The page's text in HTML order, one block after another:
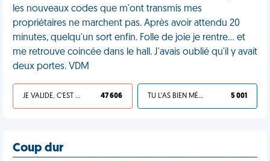
les nouveaux codes que m'ont transmis mes
propriétaires ne marchent pas. Après avoir attendu 20
minutes, quelqu'un sort enfin. Folle de joie je rentre… et
me retrouve coincée dans le hall. J'avais oublié qu'il y avait
deux portes. VDM
JE VALIDE, C'EST UNE VDM 47 606 TU L'AS BIEN MÉRITÉ 5 001
Coup dur